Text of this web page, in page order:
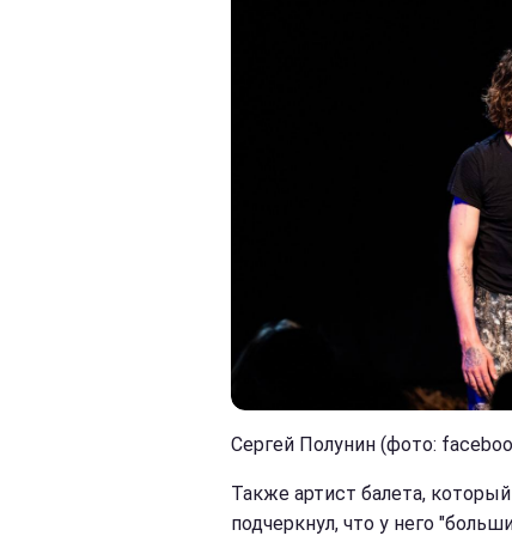
Сергей Полунин (фото:
Также артист балета, который
подчеркнул, что у него